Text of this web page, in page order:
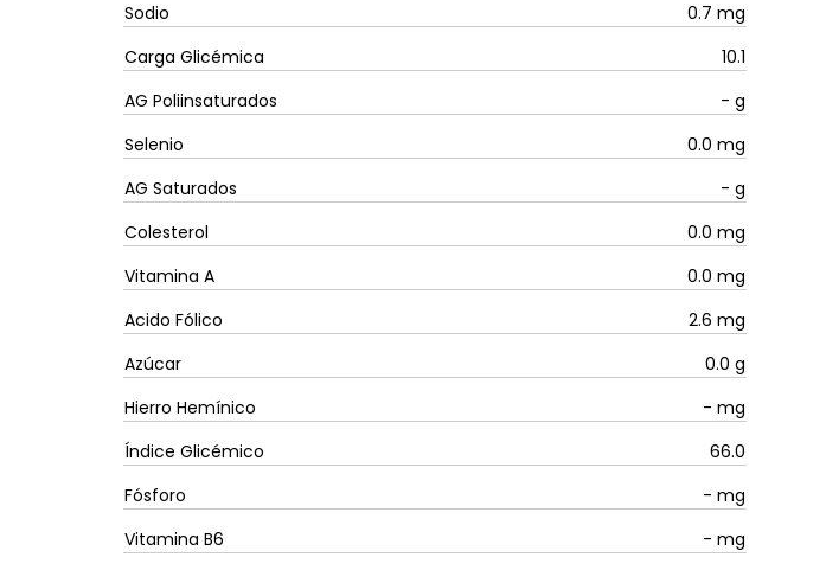
Sodio
0.7 mg
Carga Glicémica
10.1
AG Poliinsaturados
- g
Selenio
0.0 mg
AG Saturados
- g
Colesterol
0.0 mg
Vitamina A
0.0 mg
Acido Fólico
2.6 mg
Azúcar
0.0 g
Hierro Hemínico
- mg
Índice Glicémico
66.0
Fósforo
- mg
Vitamina B6
- mg